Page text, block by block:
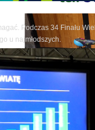
Podczas 34 Finału
u najmłodszych.